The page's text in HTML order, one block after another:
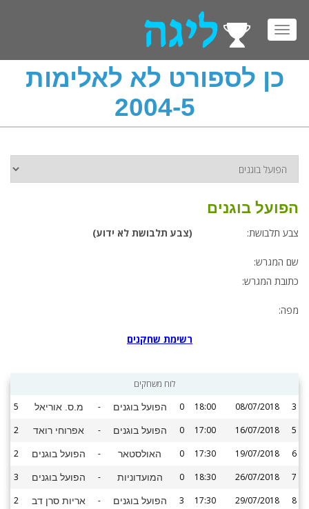
כן לספורט לא לאלימות
2004-5
הפועל בוגנים
צבע תלבושת: (צבע תלבושת לא ידוע)
שם המגרש:
כתובת המגרש:
מפה:
רשימת שחקנים
לוח משחקים
3
08/07/2018
18:00
0 הפועל בוגנים - מ.ס. אוריאל
5
5
16/07/2018
17:00
0 הפועל בוגנים - אפרוחי רואד
2
6
19/07/2018
17:30
0 האולסטאר - הפועל בוגנים
2
7
26/07/2018
18:30
0 המועדוניות - הפועל בוגנים
3
8
29/07/2018
17:30
3 הפועל בוגנים - אריות סרן דב
2